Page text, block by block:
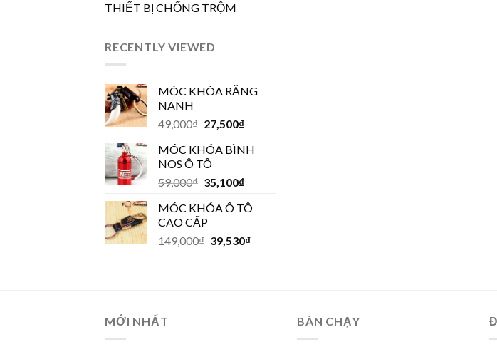
THIẾT BỊ CHỐNG TRỘM
RECENTLY VIEWED
MÓC KHÓA RĂNG
NANH
49,000₫ 27,500₫
MÓC KHÓA BÌNH
NOS Ô TÔ
59,000₫ 35,100₫
MÓC KHÓA Ô TÔ
CAO CẤP
149,000₫ 39,530₫
MỚI NHẤT BÁN CHẠY